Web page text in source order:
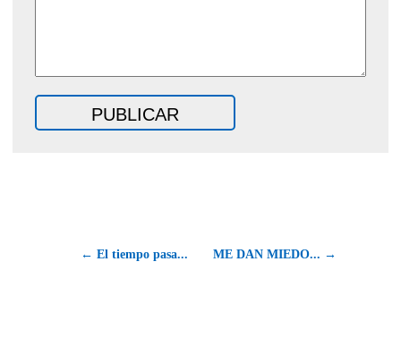
← El tiempo pasa... ME DAN MIEDO... →